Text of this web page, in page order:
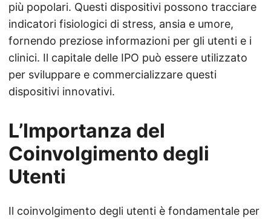
più popolari. Questi dispositivi possono tracciare
indicatori fisiologici di stress, ansia e umore,
fornendo preziose informazioni per gli utenti e i
clinici. Il capitale delle IPO può essere utilizzato
per sviluppare e commercializzare questi
dispositivi innovativi.
L’Importanza del
Coinvolgimento degli
Utenti
Il coinvolgimento degli utenti è fondamentale per